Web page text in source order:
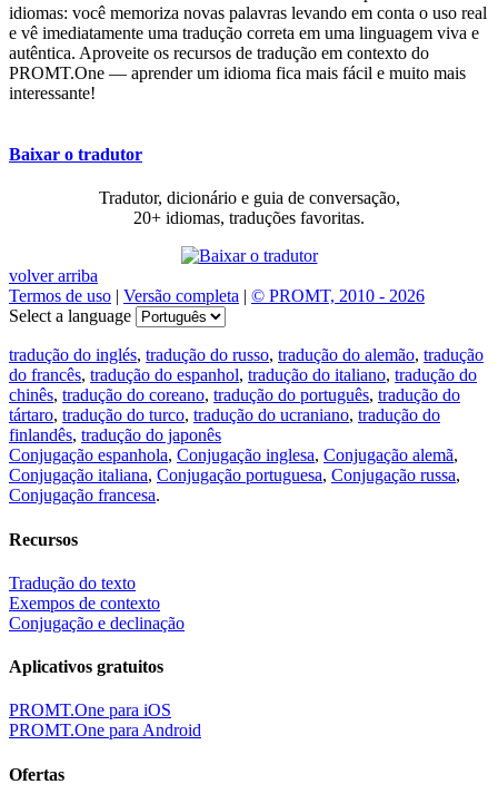
idiomas: você memoriza novas palavras levando em conta o uso real
e vê imediatamente uma tradução correta em uma linguagem viva e
autêntica. Aproveite os recursos de tradução em contexto do
PROMT.One — aprender um idioma fica mais fácil e muito mais
interessante!
Baixar o tradutor
Tradutor, dicionário e guia de conversação,
20+ idiomas, traduções favoritas.
volver arriba
Termos de uso | Versão completa | © PROMT, 2010 - 2026
Select a language
tradução do inglés, tradução do russo, tradução do alemão, tradução
do francês, tradução do espanhol, tradução do italiano, tradução do
chinês, tradução do coreano, tradução do português, tradução do
tártaro, tradução do turco, tradução do ucraniano, tradução do
finlandês, tradução do japonês
Conjugação espanhola, Conjugação inglesa, Conjugação alemã,
Conjugação italiana, Conjugação portuguesa, Conjugação russa,
Conjugação francesa.
Recursos
Tradução do texto
Exempos de contexto
Conjugação e declinação
Aplicativos gratuitos
PROMT.One para iOS
PROMT.One para Android
Ofertas